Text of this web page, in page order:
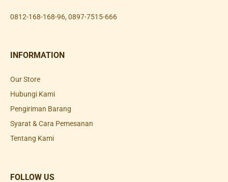
0812-168-168-96, 0897-7515-666
INFORMATION
Our Store
Hubungi Kami
Pengiriman Barang
Syarat & Cara Pemesanan
Tentang Kami
FOLLOW US